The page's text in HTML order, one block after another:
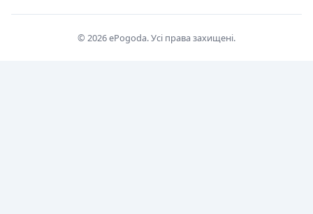
© 2026 ePogoda. Усі права захищені.